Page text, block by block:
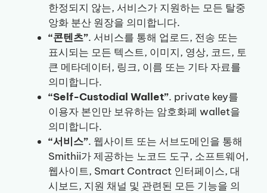
한정되지 않는, 서비스가 지원하는 모든 탈중
앙화 분산 원장을 의미합니다.
“콘텐츠”. 서비스를 통해 업로드, 전송 또는
표시되는 모든 텍스트, 이미지, 영상, 코드, 토
큰 메타데이터, 링크, 이름 또는 기타 자료를
의미합니다.
“Self-Custodial Wallet”. private key를
이용자 본인만 보유하는 암호화폐 wallet을
의미합니다.
“서비스”. 웹사이트 또는 서브도메인을 통해
Smithii가 제공하는 노코드 도구, 소프트웨어,
웹사이트, Smart Contract 인터페이스, 대
시보드, 지원 채널 및 관련된 모든 기능을 의